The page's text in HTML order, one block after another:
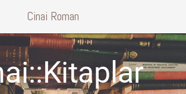
Cinai Roman